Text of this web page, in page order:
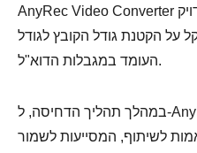
AnyRec Video Converter מאפשר לכם לשלוט במדויק
הקטנת גודל הקובץ לגודל
העומד במגבלות הדוא"ל.
במהלך תהליך הדחיסה, ל-AnyRec Video Converter יש
לשיתוף, המסייעות לשמור